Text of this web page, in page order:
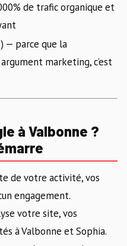
de trafic organique et
— parce que la
marketing, c’est
à Valbonne ?
de votre activité, vos
engagement.
votre site, vos
à Valbonne et Sophia.